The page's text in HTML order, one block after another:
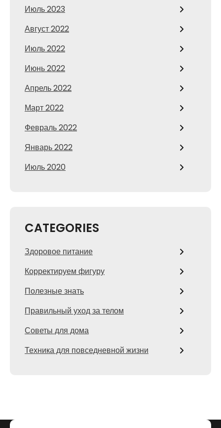
Июль 2023
Август 2022
Июль 2022
Июнь 2022
Апрель 2022
Март 2022
Февраль 2022
Январь 2022
Июль 2020
CATEGORIES
Здоровое питание
Корректируем фигуру
Полезные знать
Правильный уход за телом
Советы для дома
Техника для повседневной жизни